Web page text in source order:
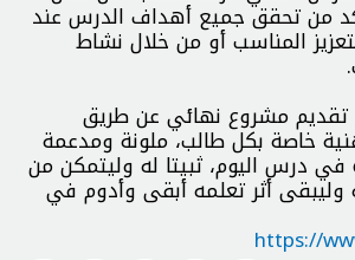
من تحقق جميع أهداف الدرس عند
المناسب أو من خلال نشاط
تقديم مشروع نهائي عن طريق
خاصة بكل طالب، ملونة ومدعمة
في درس اليوم، ثبيتا له وليتمكن من
أثر تعلمه أبقى وأدوم في
https://